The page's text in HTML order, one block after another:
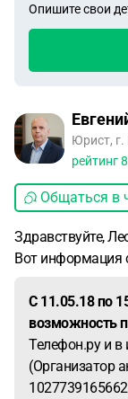
Опишите свои
Юрист, г.
рейтинг
Общаться в
Здравствуйте,
Вот информация
C 11.05.18 по
возможность
Телефон.ру и в
(Организатор